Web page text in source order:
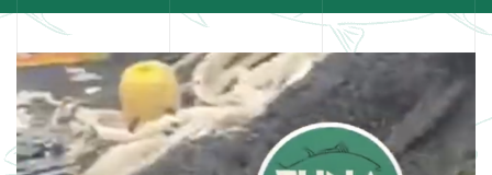
Month:
January
2024